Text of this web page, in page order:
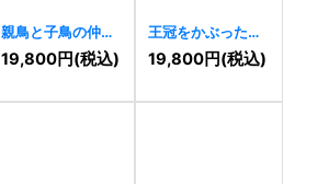
親鳥と子鳥の仲良
しインコロゴ
11485 ]
19,800円(税込)
王冠をかぶった犬
と猫の仲良しロゴ
11486 ]
19,800円(税込)